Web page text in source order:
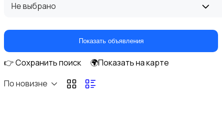
Климатическая техника
Не выбрано
Показать объявления
👉 Сохранить поиск
🌍Показать на карте
По новизне